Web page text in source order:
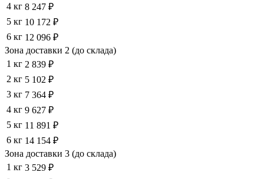
4 кг 8 247 ₽
5 кг 10 172 ₽
6 кг 12 096 ₽
Зона доставки 2 (до склада)
1 кг 2 839 ₽
2 кг 5 102 ₽
3 кг 7 364 ₽
4 кг 9 627 ₽
5 кг 11 891 ₽
6 кг 14 154 ₽
Зона доставки 3 (до склада)
1 кг 3 529 ₽